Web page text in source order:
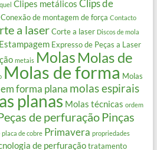
Clipes metálicos Clips de
Conexão de montagem de força Contacto
a laser Corte a laser Discos de mola
Estampagem Expresso de Peças a Laser
metais Molas Molas de
Molas de forma Molas
forma plana molas espirais
planas Molas técnicas ordem
de perfuração Pinças
placa de cobre Primavera propriedades
de perfuração tratamento